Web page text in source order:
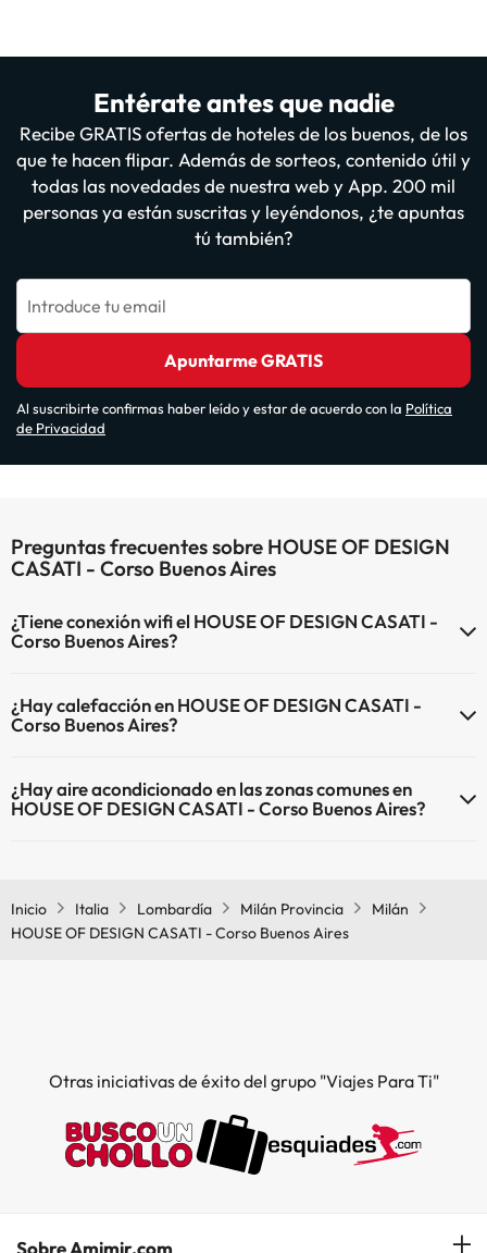
Entérate antes que nadie
Recibe GRATIS ofertas de hoteles de los buenos, de los
que te hacen flipar. Además de sorteos, contenido útil y
todas las novedades de nuestra web y App. 200 mil
personas ya están suscritas y leyéndonos, ¿te apuntas
tú también?
Introduce tu email
Apuntarme GRATIS
Al suscribirte confirmas haber leído y estar de acuerdo con la Política
de Privacidad
Preguntas frecuentes sobre HOUSE OF DESIGN
CASATI - Corso Buenos Aires
¿Tiene conexión wifi el HOUSE OF DESIGN CASATI -
Corso Buenos Aires?
Fi.
¿Hay calefacción en HOUSE OF DESIGN CASATI -
Corso Buenos Aires?
calefacción en las zonas comunes.
¿Hay aire acondicionado en las zonas comunes en
HOUSE OF DESIGN CASATI - Corso Buenos Aires?
Inicio
Italia Lombardía Milán Provincia
Milán
HOUSE OF DESIGN CASATI - Corso Buenos Aires
Otras iniciativas de éxito del grupo "Viajes Para Ti"